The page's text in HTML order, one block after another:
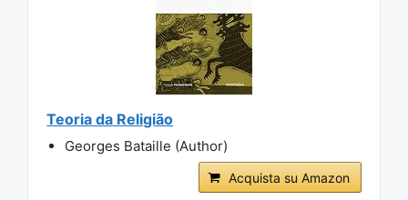
Teoria da Religião
Georges Bataille (Author)
Acquista su Amazon